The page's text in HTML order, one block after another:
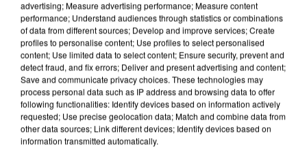
advertising; Measure advertising performance; Measure content
performance; Understand audiences through statistics or combinations
of data from different sources; Develop and improve services; Create
profiles to personalise content; Use profiles to select personalised
content; Use limited data to select content; Ensure security, prevent and
detect fraud, and fix errors; Deliver and present advertising and content;
Save and communicate privacy choices. These technologies may
process personal data such as IP address and browsing data to offer
following functionalities: Identify devices based on information actively
requested; Use precise geolocation data; Match and combine data from
other data sources; Link different devices; Identify devices based on
information transmitted automatically.